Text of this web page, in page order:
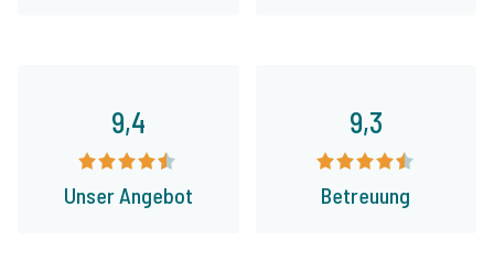
9,4
Unser Angebot
9,3
Betreuung